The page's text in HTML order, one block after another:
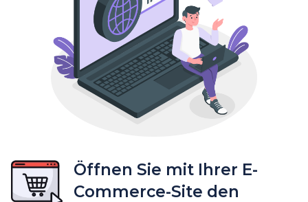
Öffnen Sie mit Ihrer E-
Commerce-Site den